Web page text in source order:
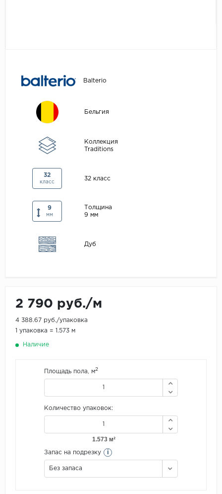
Balterio
Бельгия
Коллекция
Traditions
32
класс
32 класс
9
мм
Толщина
9 мм
Дуб
2 790 руб./м
4 388.67 руб./упаковка
1 упаковка = 1.573 м
Наличие
Площадь пола, м2
Количество упаковок:
Запас на подрезку i
Без запаса